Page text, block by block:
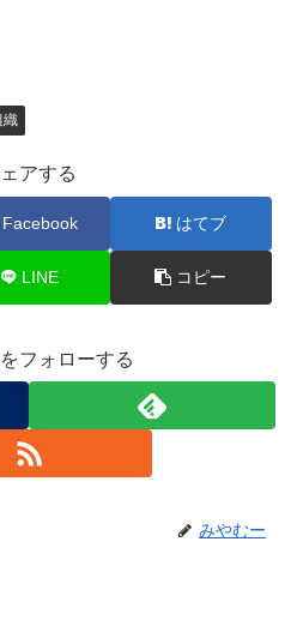
織
アする
Facebook はてブ
LINE コピー
フォローする
みやむー